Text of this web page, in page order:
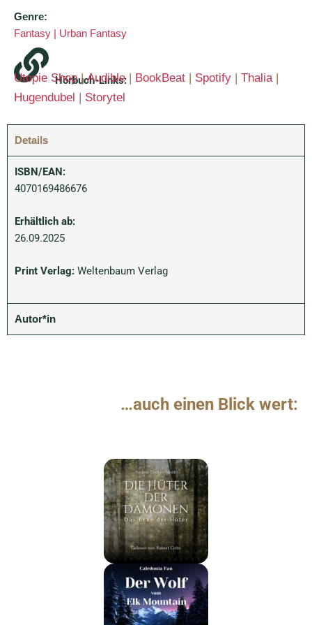
Genre:
Fantasy | Urban Fantasy
Hörbuch-Links:
Utopie Shop|Audible| BookBeat Spotify Thalia|
Hugendubel
Storytel
Details
ISBN/EAN:
4070169486676
Erhältlich ab:
26.09.2025
Print Verlag: Weltenbaum Verlag
Autor*in
…auch einen Blick wert: